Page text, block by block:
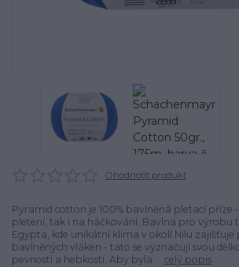
Ohodnotit produkt
Pyramid cotton je 100% bavlněná pletací příze
pletení, tak i na háčkování. Bavlna pro výrobu
Egypta, kde unikátní klima v okolí Nilu zajišťuje
bavlněných vláken - tato se vyznačují svou
pevností a hebkostí. Aby byla ... celý popis